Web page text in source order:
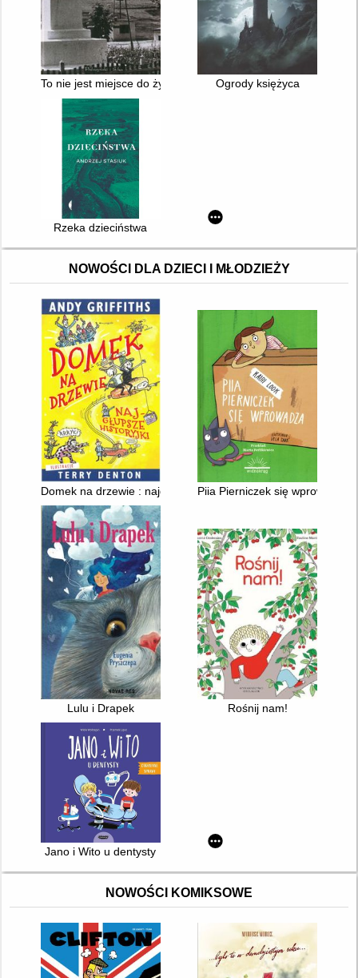
To nie jest miejsce do życia : stalinowskie wysiedlenia znad
Ogrody księżyca
Rzeka dzieciństwa
NOWOŚCI DLA DZIECI I MŁODZIEŻY
Domek na drzewie : najgłupsze historyjkiPiia Pierniczek się wprowadza
Lulu i Drapek Rośnij nam!
Jano i Wito u dentysty
NOWOŚCI KOMIKSOWE